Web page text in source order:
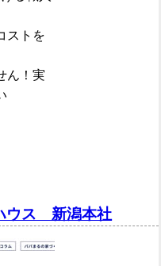
ストを
ん！実
ウス 新潟本社